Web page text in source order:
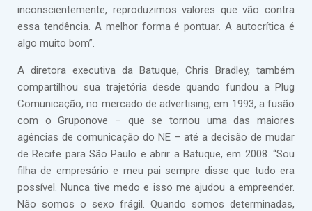
inconscientemente, reproduzimos valores que vão contra
essa tendência. A melhor forma é pontuar. A autocrítica é
algo muito bom”.
A diretora executiva da Batuque, Chris Bradley, também
compartilhou sua trajetória desde quando fundou a Plug
Comunicação, no mercado de advertising, em 1993, a fusão
com o Gruponove – que se tornou uma das maiores
agências de comunicação do NE – até a decisão de mudar
de Recife para São Paulo e abrir a Batuque, em 2008. “Sou
filha de empresário e meu pai sempre disse que tudo era
possível. Nunca tive medo e isso me ajudou a empreender.
Não somos o sexo frágil. Quando somos determinadas,